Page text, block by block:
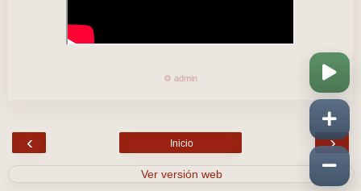
⚙️ admin
‹ ›
Inicio
Ver versión web